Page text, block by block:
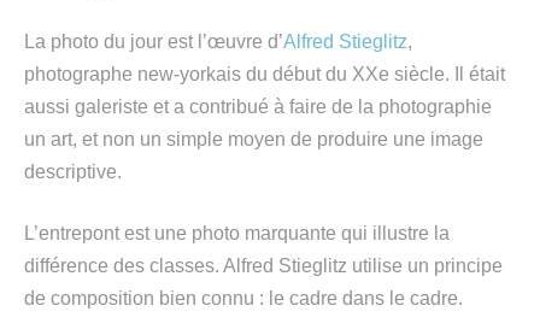
La photo du jour est l’œuvre d’Alfred Stieglitz,
photographe new-yorkais du début du XXe siècle. Il était
aussi galeriste et a contribué à faire de la photographie
un art, et non un simple moyen de produire une image
descriptive.
L’entrepont est une photo marquante qui illustre la
différence des classes. Alfred Stieglitz utilise un principe
de composition bien connu : le cadre dans le cadre.